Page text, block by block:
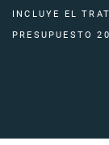
INCLUYE EL
PRESUPUESTO